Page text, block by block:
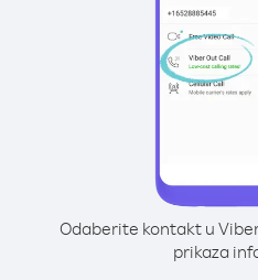
Odaberite kontakt u
prikaza